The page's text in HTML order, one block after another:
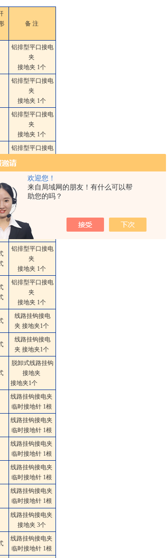
欢迎您！
来自局域网的朋友！有什么可以帮
助您的吗？
备 注
铝排型平口接电
夹
接地夹 1个
铝排型平口接电
夹
接地夹 1个
铝排型平口接电
夹
接地夹 1个
铝排型平口接电
铝排型平口接电
夹
接地夹 1个
铝排型平口接电
夹
接地夹 1个
铝排型平口接电
夹
接地夹 1个
铝排型平口接电
夹
接地夹 1个
线路挂钩接电
夹 接地夹1个
线路挂钩接电
夹 接地夹1个
脱卸式线路挂钩
接地夹
接地夹1个
线路挂钩接电夹
临时接地针 1根
线路挂钩接电夹
临时接地针 1根
线路挂钩接电夹
临时接地针 1根
线路挂钩接电夹
临时接地针 1根
线路挂钩接电夹
临时接地针 1根
线路挂钩接电夹
接地夹 3个
线路挂钩接电夹
临时接地针 1根